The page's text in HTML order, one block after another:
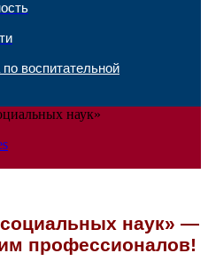
воспитательной
наук»
наук» —
профессионалов!